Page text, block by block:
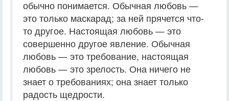
обычно понимается. Обычная любовь —
это только маскарад; за ней прячется что-
то другое. Настоящая любовь — это
совершенно другое явление. Обычная
любовь — это требование, настоящая
любовь — это зрелость. Она ничего не
знает о требованиях; она знает только
радость щедрости.